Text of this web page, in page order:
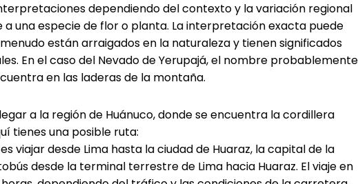
dependiendo del contexto y la variación regional
una especie de flor o planta. La interpretación exacta puede
están arraigados en la naturaleza y tienen significados
En el caso del Nevado de Yerupajá, el nombre probablemente
en las laderas de la montaña.
a la región de Huánuco, donde se encuentra la cordillera
tienes una posible ruta:
viajar desde Lima hasta la ciudad de Huaraz, la capital de la
desde la terminal terrestre de Lima hacia Huaraz. El viaje en